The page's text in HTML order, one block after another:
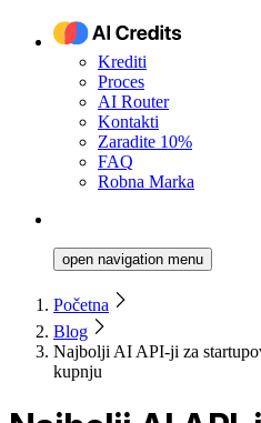
Krediti
Proces
AI Router
Kontakti
Zaradite 10%
FAQ
Robna Marka
open navigation menu
Početna
Blog
Najbolji AI API-ji za
kupnju